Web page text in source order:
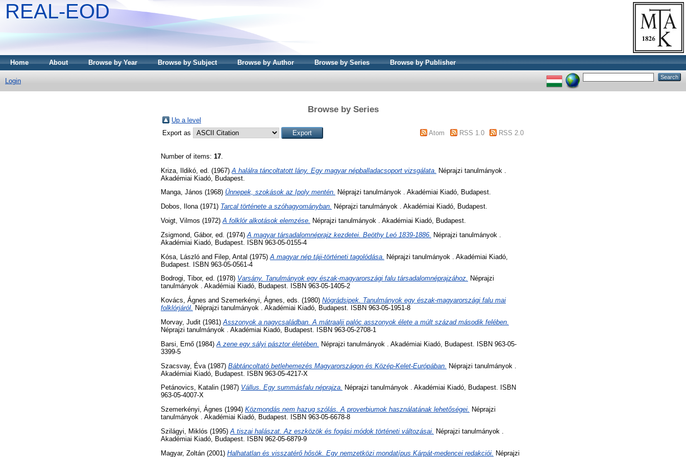
REAL-EOD
Home About Browse by Year Browse by Subject Browse by Author Browse by Series Browse by Publisher
Login
Browse by Series
Up a level
Export as
Atom RSS 1.0 RSS 2.0
Number of items: 17
Kriza, Ildikó , ed. (1967) A halálra táncoltatott lány. Egy magyar népballadacsoport vizsgálata. Néprajzi tanulmányok .
Akadémiai Kiadó, Budapest.
Manga, János (1968) Ünnepek, szokások az Ipoly mentén. Néprajzi tanulmányok . Akadémiai Kiadó, Budapest.
Dobos, Ilona(1971) Tarcal története a szóhagyományban. Néprajzi tanulmányok . Akadémiai Kiadó, Budapest.
Voigt, Vilmos (1972) A folklór alkotások elemzése.
Néprajzi tanulmányok . Akadémiai Kiadó, Budapest.
Zsigmond, Gábor, ed. (1974) A magyar társadalomnéprajz kezdetei. Beöthy Leó 1839-1886.
Néprajzi tanulmányok .
Akadémiai Kiadó, Budapest. ISBN 963-05-0155-4
Kósa, László and Filep, Antal (1975) A magyar nép táji-történeti tagolódása. Néprajzi tanulmányok . Akadémiai Kiadó,
Budapest. ISBN 963-05-0561-4
Bodrogi, Tibor, ed. (1978) Varsány. Tanulmányok egy észak-magyarországi falu társadalomnéprajzához. Néprajzi
tanulmányok . Akadémiai Kiadó, Budapest. ISBN 963-05-1405-2
Kovács, Ágnes and Szemerkényi, Ágnes, eds. (1980) Nógrádsipek. Tanulmányok egy észak-magyarországi falu mai
folklórjáról. Néprajzi tanulmányok . Akadémiai Kiadó, Budapest. ISBN 963-05-1951-8
Morvay, Judit (1981) Asszonyok a nagycsaládban. A mátraalji palóc asszonyok élete a múlt század második felében.
Néprajzi tanulmányok . Akadémiai Kiadó, Budapest. ISBN 963-05-2708-1
Barsi, Ernő (1984) A zene egy sályi pásztor életében.
Néprajzi tanulmányok . Akadémiai Kiadó, Budapest. ISBN 963-05-
3399-5
Szacsvay, Éva (1987) Bábtáncoltató betlehemezés Magyarországon és Közép-Kelet-Európában. Néprajzi tanulmányok .
Akadémiai Kiadó, Budapest. ISBN 963-05-4217-X
Petánovics, Katalin (1987) Vállus. Egy summásfalu néprajza. Néprajzi tanulmányok . Akadémiai Kiadó, Budapest. ISBN
963-05-4007-X
Szemerkényi, Ágnes (1994) Közmondás nem hazug szólás. A proverbiumok használatának lehetőségei. Néprajzi
tanulmányok . Akadémiai Kiadó, Budapest. ISBN 963-05-6678-8
Szilágyi, Miklós (1995) A tiszai halászat. Az eszközök és fogási módok történeti változásai.
Néprajzi tanulmányok .
Akadémiai Kiadó, Budapest. ISBN 962-05-6879-9
Magyar, Zoltán (2001) Halhatatlan és visszatérő hősök. Egy nemzetközi mondatípus Kárpát-medencei redakciói.
Néprajzi